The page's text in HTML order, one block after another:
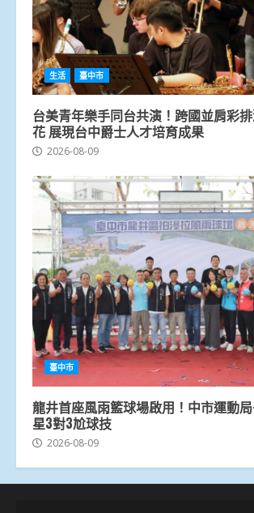
生活 臺中市
台美青年樂手同台共演！跨國並肩彩
花 展現台中爵士人才培育成果
2026-08-09
臺中市
龍井首座風雨籃球場啟用！中市運動
星3對3尬球技
2026-08-09